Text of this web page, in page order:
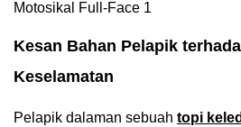
Kesan Bahan Pelapik
Keselamatan
Pelapik dalaman sebuah topi